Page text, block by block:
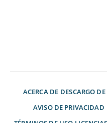
ACERCA DE DESCARGO
AVISO DE PRIVACIDAD